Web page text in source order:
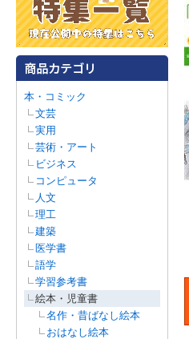
本・コミック
文芸
実用
芸術・アート
ビジネス
コンピュータ
人文
理工
建築
医学書
語学
学習参考書
絵本・児童書
名作・昔ばなし絵本
おはなし絵本